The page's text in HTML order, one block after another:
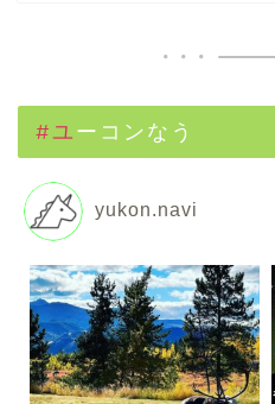
#ユーコンなう
yukon.navi